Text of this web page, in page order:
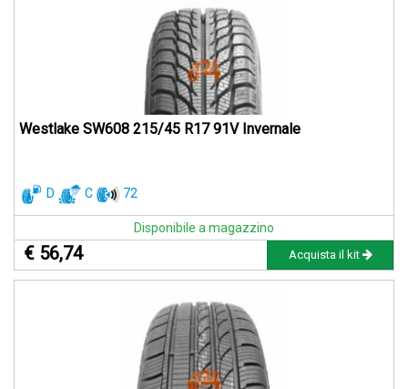
Westlake SW608 215/45 R17 91V Invernale
D C 72
Disponibile a magazzino
€ 56,74 Acquista il kit